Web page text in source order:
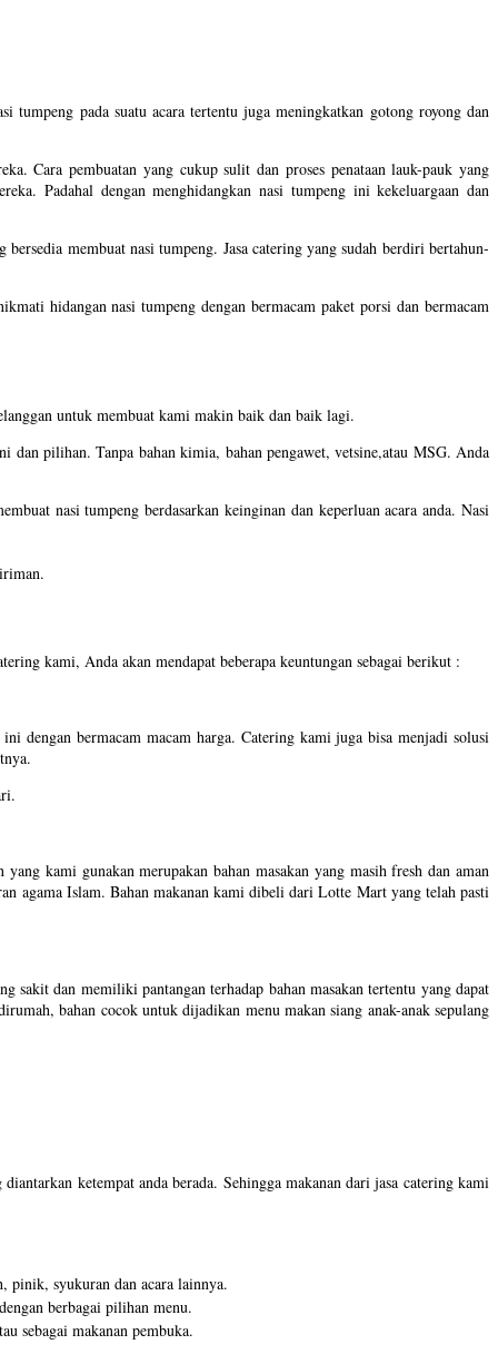
pada suatu acara tertentu juga meningkatkan gotong royong dan
Cara pembuatan yang cukup sulit dan proses penataan lauk-pauk yang
Padahal dengan menghidangkan nasi tumpeng ini kekeluargaan dan
membuat nasi tumpeng. Jasa catering yang sudah berdiri bertahun-
hidangan nasi tumpeng dengan bermacam paket porsi dan bermacam
untuk membuat kami makin baik dan baik lagi.
pilihan. Tanpa bahan kimia, bahan pengawet, vetsine,atau MSG. Anda
nasi tumpeng berdasarkan keinginan dan keperluan acara anda. Nasi
kami, Anda akan mendapat beberapa keuntungan sebagai berikut :
dengan bermacam macam harga. Catering kami juga bisa menjadi solusi
kami gunakan merupakan bahan masakan yang masih fresh dan aman
agama Islam. Bahan makanan kami dibeli dari Lotte Mart yang telah pasti
sakit dan memiliki pantangan terhadap bahan masakan tertentu yang dapat
bahan cocok untuk dijadikan menu makan siang anak-anak sepulang
ketempat anda berada. Sehingga makanan dari jasa catering kami
pinik, syukuran dan acara lainnya.
berbagai pilihan menu.
sebagai makanan pembuka.